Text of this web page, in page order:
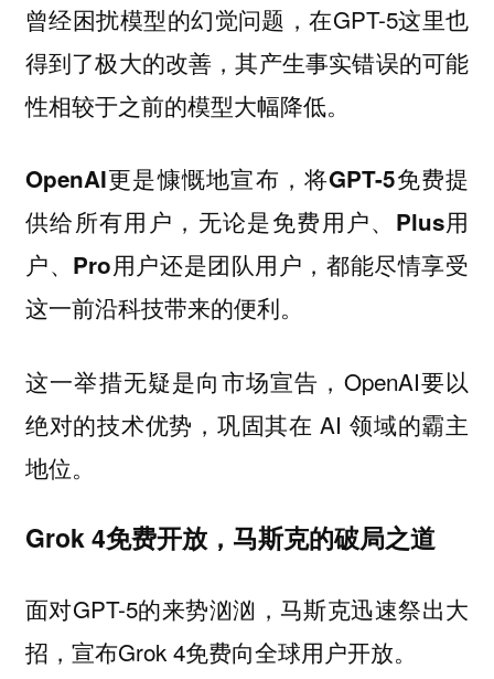
曾经困扰模型的幻觉问题，在GPT-5这里也
得到了极大的改善，其产生事实错误的可能
性相较于之前的模型大幅降低。
OpenAI更是慷慨地宣布，将GPT-5免费提
供给所有用户，无论是免费用户、Plus用
户、Pro用户还是团队用户，都能尽情享受
这一前沿科技带来的便利。
这一举措无疑是向市场宣告，OpenAI要以
绝对的技术优势，巩固其在 AI 领域的霸主
地位。
Grok 4免费开放，马斯克的破局之道
面对GPT-5的来势汹汹，马斯克迅速祭出大
招，宣布Grok 4免费向全球用户开放。